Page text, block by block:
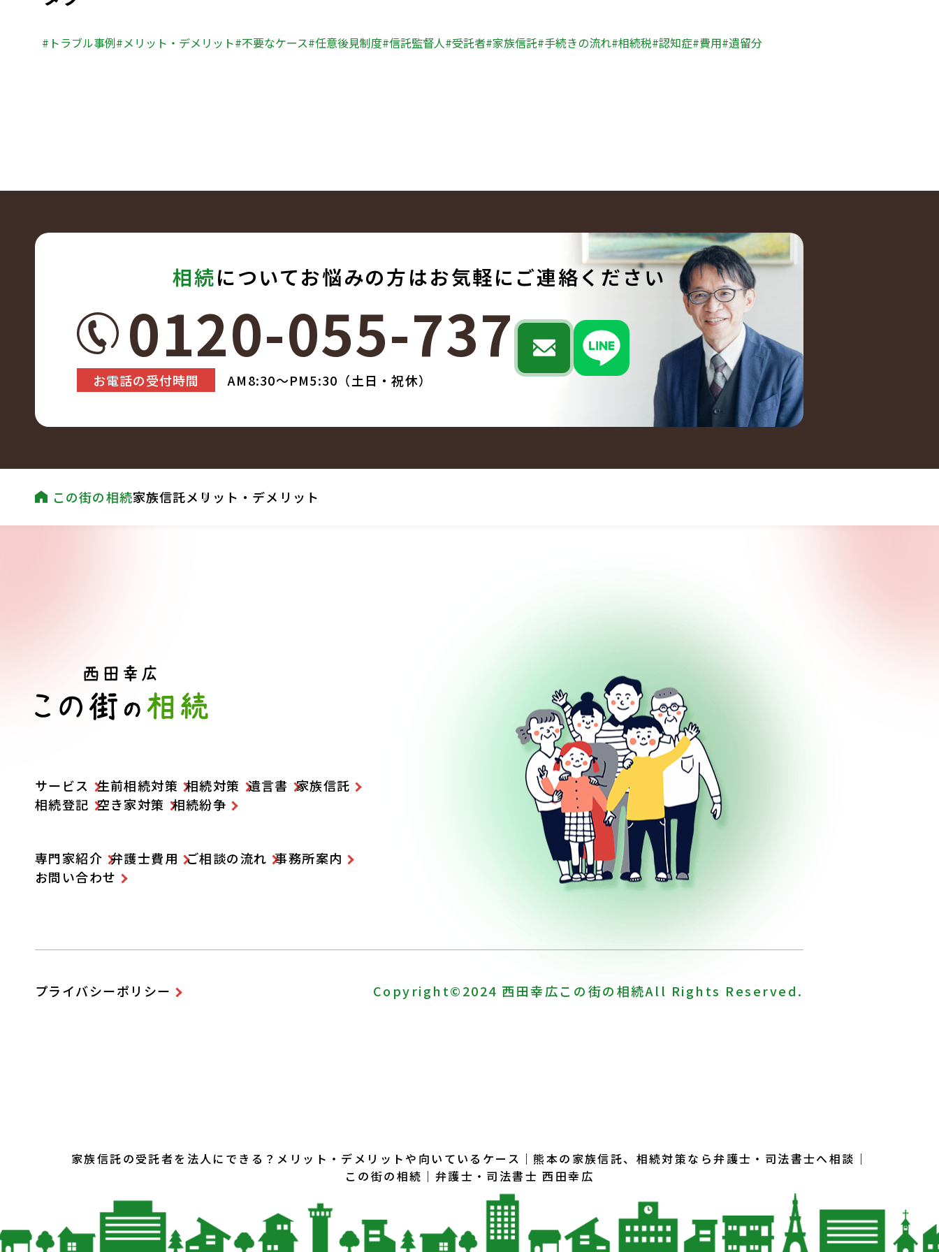
家族信託の受託者を法人にできる？メリット・デメリットや向いているケース｜熊本の家族信託、相続対策なら弁護士・司法書士へ相談｜
この街の相続｜ 弁護士・司法書士 西田幸広
トラブル事例 メリット・デメリット 不要なケース 任意後見制度 信託監督人 受託者 家族信託 手続きの流れ 相続税 認知症 費用 遺留分
相続についてお悩みの方はお気軽にご連絡ください
0120-055-737
お電話の受付時間 AM8:30～PM5:30（土日・祝休）
この街の相続家族信託メリット・デメリット
サービス 生前相続対策 相続対策 遺言書 家族信託
相続登記 空き家対策 相続紛争
専門家紹介 弁護士費用 ご相談の流れ 事務所案内
お問い合わせ
プライバシーポリシー Copyright©2024 西田幸広この街の相続All Rights Reserved.